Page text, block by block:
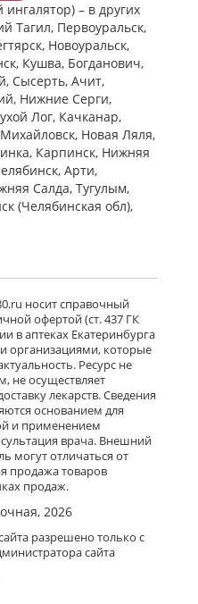
– в других
Тагил, Первоуральск,
Новоуральск,
Кушва, Богданович,
Сысерть, Ачит,
Нижние Cерги,
Лог, Качканар,
Новая Ляля,
Карпинск, Нижняя
Арти,
Салда, Тугулым,
(Челябинская обл),
носит справочный
офертой (ст. 437 ГК
в аптеках Екатеринбурга
организациями, которые
Ресурс не
не осуществляет
лекарств. Сведения
основанием для
и применением
врача. Внешний
могут отличаться от
продажа товаров
продаж.
2026
разрешено только с
сайта